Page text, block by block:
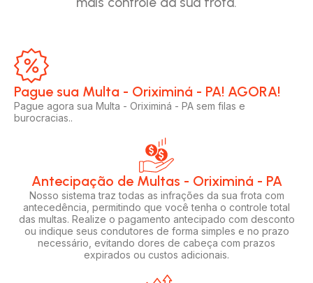
Pague sua Multa - Oriximiná - PA! AGORA!​
Pague agora sua Multa - Oriximiná - PA sem filas e
burocracias..
Antecipação de Multas - Oriximiná - PA
Nosso sistema traz todas as infrações da sua frota com
antecedência, permitindo que você tenha o controle total
das multas. Realize o pagamento antecipado com desconto
ou indique seus condutores de forma simples e no prazo
necessário, evitando dores de cabeça com prazos
expirados ou custos adicionais.